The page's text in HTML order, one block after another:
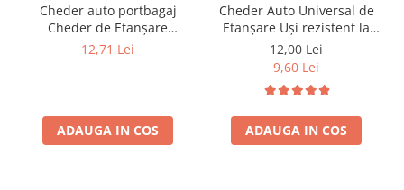
Cheder auto portbagaj
Cheder de Etanșare
Profesional din Cauciuc -
Liniar
12,71 Lei
ADAUGA IN COS
Cheder Auto Universal de
Etanșare Uși rezistent la
intemperii, raze UV,
îmbătrânire și temperaturi
extreme
12,00 Lei
9,60 Lei
ADAUGA IN COS